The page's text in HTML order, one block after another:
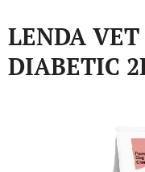
LENDA VET
DIABETIC